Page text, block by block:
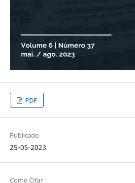
PDF
Publicado
25-05-2023
Como Citar